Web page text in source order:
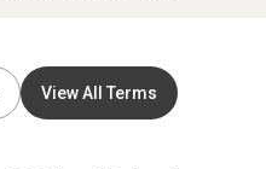
View All Terms